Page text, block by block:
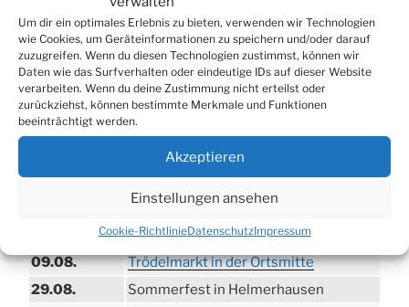
Um dir ein optimales Erlebnis zu bieten, verwenden wir Technologien
wie Cookies, um Geräteinformationen zu speichern und/oder darauf
zuzugreifen. Wenn du diesen Technologien zustimmst, können wir
Daten wie das Surfverhalten oder eindeutige IDs auf dieser Website
verarbeiten. Wenn du deine Zustimmung nicht erteilst oder
zurückziehst, können bestimmte Merkmale und Funktionen
beeinträchtigt werden.
Akzeptieren
Einstellungen ansehen
Cookie-RichtlinieDatenschutzImpressum
Brauerei
09.08.
Trödelmarkt in der Ortsmitte
29.08.
Sommerfest in Helmerhausen